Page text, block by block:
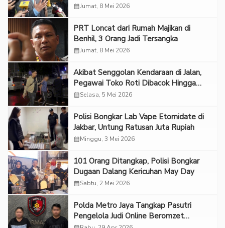
calendar_monthJumat, 8 Mei 2026
PRT Loncat dari Rumah Majikan di
Benhil, 3 Orang Jadi Tersangka
calendar_monthJumat, 8 Mei 2026
Akibat Senggolan Kendaraan di Jalan,
Pegawai Toko Roti Dibacok Hingga
Tewas di Cengkareng
calendar_monthSelasa, 5 Mei 2026
Polisi Bongkar Lab Vape Etomidate di
Jakbar, Untung Ratusan Juta Rupiah
calendar_monthMinggu, 3 Mei 2026
101 Orang Ditangkap, Polisi Bongkar
Dugaan Dalang Kericuhan May Day
calendar_monthSabtu, 2 Mei 2026
Polda Metro Jaya Tangkap Pasutri
Pengelola Judi Online Beromzet